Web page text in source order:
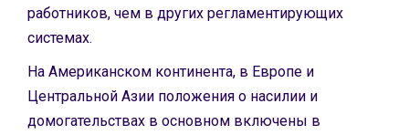
работников, чем в других регламентирующих
системах.
На Американском континента, в Европе и
Центральной Азии положения о насилии и
домогательствах в основном включены в